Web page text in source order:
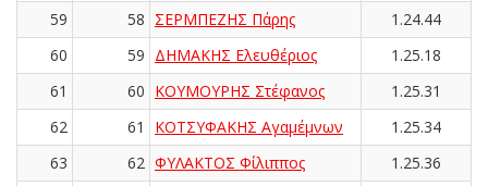
59
58 ΣΕΡΜΠΕΖΗΣ Πάρης
1.24.44
60
59 ΔΗΜΑΚΗΣ Ελευθέριος
1.25.18
61
60 ΚΟΥΜΟΥΡΗΣ Στέφανος
1.25.31
62
61 ΚΟΤΣΥΦΑΚΗΣ Αγαμέμνων
1.25.34
63
62 ΦΥΛΑΚΤΟΣ Φίλιππος
1.25.36